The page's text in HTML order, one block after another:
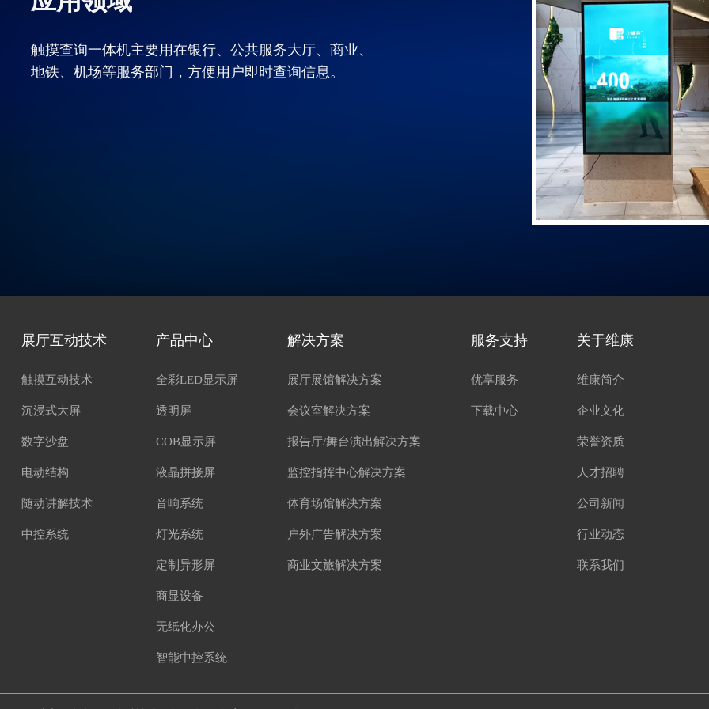
触摸查询一体机主要用在银行、公共服务大厅、商业、
地铁、机场等服务部门，方便用户即时查询信息。
展厅互动技术
触摸互动技术
沉浸式大屏
数字沙盘
电动结构
随动讲解技术
中控系统
产品中心
全彩LED显示屏
透明屏
COB显示屏
液晶拼接屏
音响系统
灯光系统
定制异形屏
商显设备
无纸化办公
智能中控系统
解决方案
展厅展馆解决方案
会议室解决方案
报告厅/舞台演出解决方案
监控指挥中心解决方案
体育场馆解决方案
户外广告解决方案
商业文旅解决方案
服务支持
优享服务
下载中心
关于维康
维康简介
企业文化
荣誉资质
人才招聘
公司新闻
行业动态
联系我们